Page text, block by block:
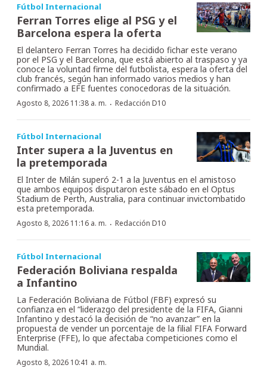
Fútbol Internacional
Ferran Torres elige al PSG y el
Barcelona espera la oferta
El delantero Ferran Torres ha decidido fichar este verano
por el PSG y el Barcelona, que está abierto al traspaso y ya
conoce la voluntad firme del futbolista, espera la oferta del
club francés, según han informado varios medios y han
confirmado a EFE fuentes conocedoras de la situación.
Agosto 8, 2026 11:38 a. m. · Redacción D10
Fútbol Internacional
Inter supera a la Juventus en
la pretemporada
El Inter de Milán superó 2-1 a la Juventus en el amistoso
que ambos equipos disputaron este sábado en el Optus
Stadium de Perth, Australia, para continuar invictombatido
esta pretemporada.
Agosto 8, 2026 11:16 a. m. · Redacción D10
Fútbol Internacional
Federación Boliviana respalda
a Infantino
La Federación Boliviana de Fútbol (FBF) expresó su
confianza en el “liderazgo del presidente de la FIFA, Gianni
Infantino y destacó la decisión de “no avanzar” en la
propuesta de vender un porcentaje de la filial FIFA Forward
Enterprise (FFE), lo que afectaba competiciones como el
Mundial.
Agosto 8, 2026 10:41 a. m.